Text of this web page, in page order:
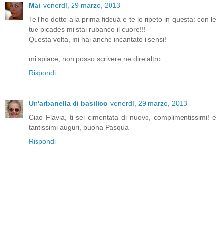
Mai venerdì, 29 marzo, 2013
Te l'ho detto alla prima fideuà e te lo ripeto in questa: con le
tue picades mi stai rubando il cuore!!!
Questa volta, mi hai anche incantato i sensi!
mi spiace, non posso scrivere ne dire altro....
Rispondi
Un'arbanella di basilico venerdì, 29 marzo, 2013
Ciao Flavia, ti sei cimentata di nuovo, complimentissimi! e
tantissimi auguri, buona Pasqua
Rispondi